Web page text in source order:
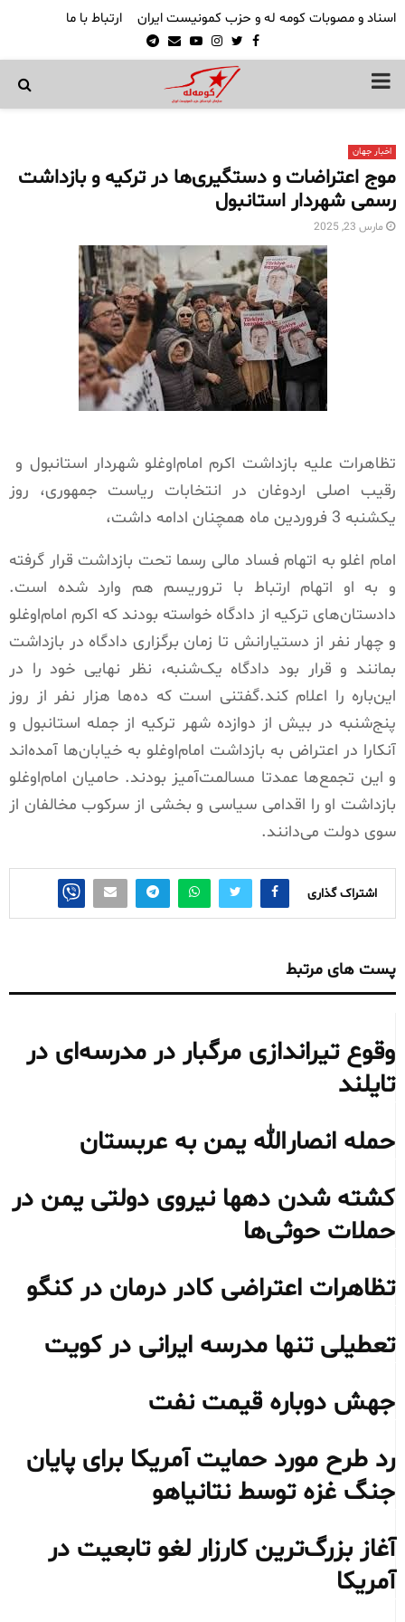
اسناد و مصوبات کومه له و حزب کمونیست ایران ارتباط با ما
Facebook
Twitter
Instagram
Youtube
Email
Telegram
PRIMARY
اخبار جهان
موج اعتراضات و دستگیری‌ها در ترکیه و بازداشت
رسمی شهردار استانبول
مارس 23, 2025
تظاهرات علیه بازداشت اکرم امام‌اوغلو شهردار استانبول و
رقیب اصلی اردوغان در انتخابات ریاست جمهوری، روز
‌یکشنبه 3 فروردین ماه همچنان ادامه داشت،
امام اغلو به اتهام فساد مالی رسما تحت بازداشت قرار گرفته
و به او اتهام ارتباط با تروریسم هم وارد شده است.
دادستان‌های ترکیه از دادگاه خواسته بودند که اکرم امام‌اوغلو
و چهار نفر از دستیارانش تا زمان برگزاری دادگاه در بازداشت
بمانند و قرار بود دادگاه یک‌شنبه، نظر نهایی خود را در
این‌باره را اعلام کند.گفتنی است که ده‌ها هزار نفر از روز
پنج‌شنبه در بیش از دوازده شهر ترکیه از جمله استانبول و
آنکارا در اعتراض به بازداشت امام‌اوغلو به خیابان‌ها آمده‌اند
و این تجمع‌ها عمدتا مسالمت‌آمیز بودند. حامیان امام‌اوغلو
بازداشت او را اقدامی سیاسی و بخشی از سرکوب مخالفان از
سوی دولت می‌دانند.
اشتراک گذاری
پست های مرتبط
وقوع تیراندازی مرگبار در مدرسه‌ای در
تایلند
حمله انصارالله یمن به عربستان
کشته شدن دهها نیروی دولتی یمن در
حملات حوثی‌ها
تظاهرات اعتراضی کادر درمان در کنگو
تعطیلی تنها مدرسه ایرانی در کویت
جهش دوباره قیمت نفت
رد طرح مورد حمایت آمریکا برای پایان
جنگ غزه توسط نتانیاهو
آغاز بزرگ‌ترین کارزار لغو تابعیت در
آمریکا